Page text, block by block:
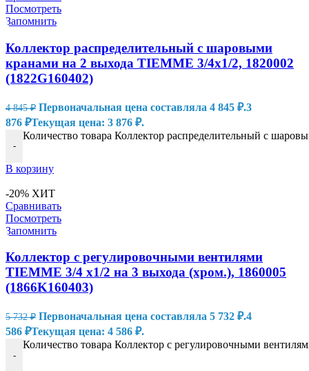
Посмотреть
Запомнить
Коллектор распределительный с шаровыми
кранами на 2 выхода TIEMME 3/4х1/2, 1820002
(1822G160402)
4 845₽ Первоначальная цена составляла 4 845 ₽.3
876 ₽Текущая цена: 3 876 ₽.
-
Количество товара Коллектор распределительный с
В корзину
-20% ХИТ
Сравнивать
Посмотреть
Запомнить
Коллектор с регулировочными вентилями
TIEMME 3/4 х1/2 на 3 выхода (хром.), 1860005
(1866K160403)
5 732₽ Первоначальная цена составляла 5 732 ₽.4
586 ₽Текущая цена: 4 586 ₽.
-
Количество товара Коллектор с регулировочными